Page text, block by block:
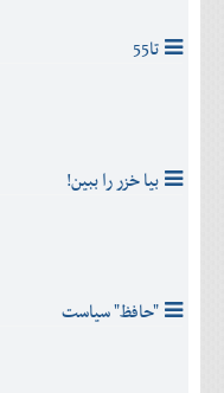
تا55
بيا خزر را ببين!
"حافظ" سياست